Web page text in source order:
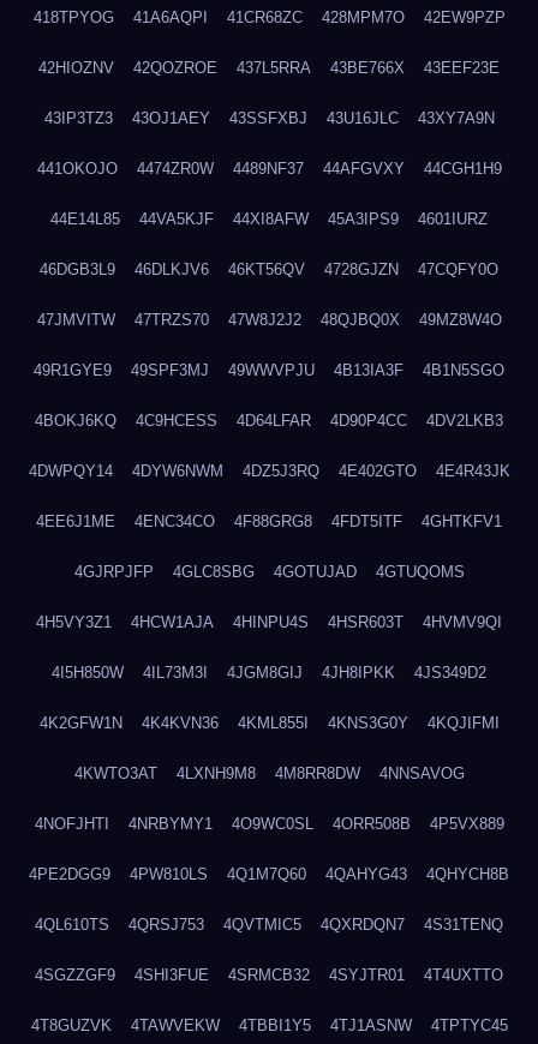
418TPYOG 41A6AQPI 41CR68ZC 428MPM7O 42EW9PZP
42HIOZNV 42QOZROE 437L5RRA 43BE766X 43EEF23E
43IP3TZ3 43OJ1AEY 43SSFXBJ 43U16JLC 43XY7A9N
441OKOJO 4474ZR0W 4489NF37 44AFGVXY 44CGH1H9
44E14L85 44VA5KJF 44XI8AFW 45A3IPS9 4601IURZ
46DGB3L9 46DLKJV6 46KT56QV 4728GJZN 47CQFY0O
47JMVITW 47TRZS70 47W8J2J2 48QJBQ0X 49MZ8W4O
49R1GYE9 49SPF3MJ 49WWVPJU 4B13IA3F 4B1N5SGO
4BOKJ6KQ 4C9HCESS 4D64LFAR 4D90P4CC 4DV2LKB3
4DWPQY14 4DYW6NWM 4DZ5J3RQ 4E402GTO 4E4R43JK
4EE6J1ME 4ENC34CO 4F88GRG8 4FDT5ITF 4GHTKFV1
4GJRPJFP 4GLC8SBG 4GOTUJAD 4GTUQOMS
4H5VY3Z1 4HCW1AJA 4HINPU4S 4HSR603T 4HVMV9QI
4I5H850W 4IL73M3I 4JGM8GIJ 4JH8IPKK 4JS349D2
4K2GFW1N 4K4KVN36 4KML855I 4KNS3G0Y 4KQJIFMI
4KWTO3AT 4LXNH9M8 4M8RR8DW 4NNSAVOG
4NOFJHTI 4NRBYMY1 4O9WC0SL 4ORR508B 4P5VX889
4PE2DGG9 4PW810LS 4Q1M7Q60 4QAHYG43 4QHYCH8B
4QL610TS 4QRSJ753 4QVTMIC5 4QXRDQN7 4S31TENQ
4SGZZGF9 4SHI3FUE 4SRMCB32 4SYJTR01 4T4UXTTO
4T8GUZVK 4TAWVEKW 4TBBI1Y5 4TJ1ASNW 4TPTYC45